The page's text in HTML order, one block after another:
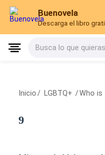
Buenovela
Descarga el libro
Busca lo que quieras
Inicio / LGBTQ+ /Who is
9